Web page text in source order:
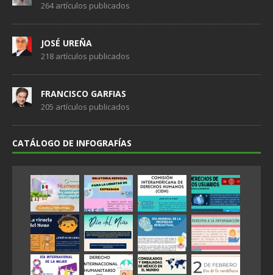
264 artículos publicados
JOSÉ UREÑA
218 artículos publicados
FRANCISCO GARFIAS
205 artículos publicados
CATÁLOGO DE INFOGRAFÍAS